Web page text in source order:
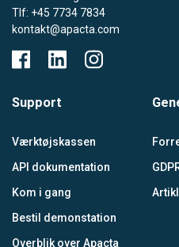
Tlf: +45 7734 7834
kontakt@apacta.com
Support
Værktøjskassen
API dokumentation
Kom i gang
Bestil demonstation
Overblik over Apacta